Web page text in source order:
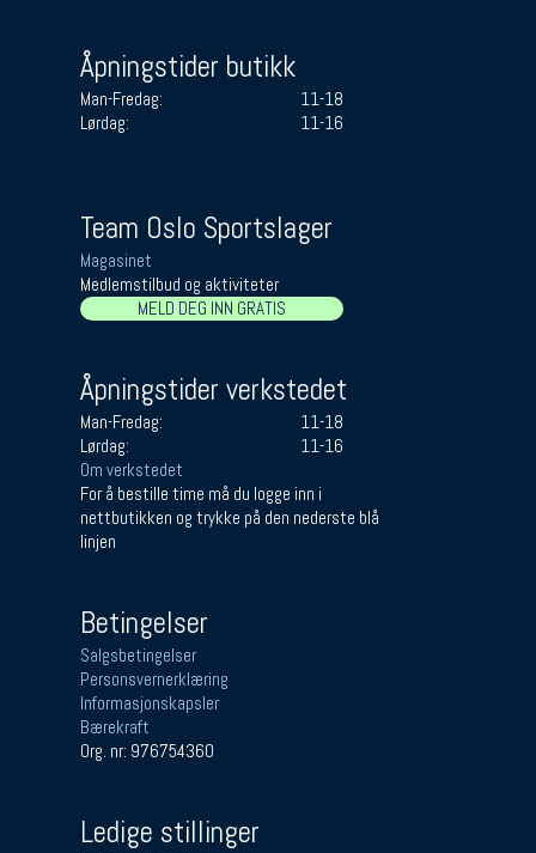
Åpningstider butikk
Man-Fredag:
11-18
Lørdag:
11-16
Team Oslo Sportslager
Magasinet
Medlemstilbud og aktiviteter
MELD DEG INN GRATIS
Åpningstider verkstedet
Man-Fredag:
11-18
Lørdag:
11-16
Om verkstedet
For å bestille time må du logge inn i
nettbutikken og trykke på den nederste blå
linjen
Betingelser
Salgsbetingelser
Personsvernerklæring
Informasjonskapsler
Bærekraft
Org. nr: 976754360
Ledige stillinger